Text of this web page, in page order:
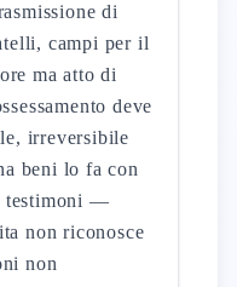
di
campi per il
ma atto di
deve
irreversibile
beni lo fa con
testimoni —
non riconosce
non